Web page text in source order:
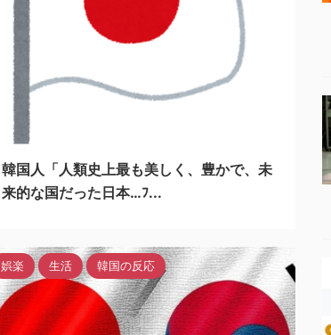
韓国人「人類史上最も美しく、豊かで、未
来的な国だった日本…ﾌ...
娯楽 生活 韓国の反応